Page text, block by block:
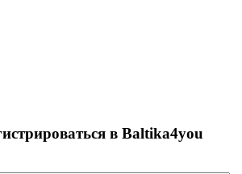
в Baltika4you